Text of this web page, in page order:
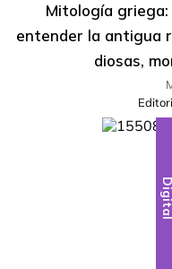
Mitología
entender la antigua
diosas,
Digital